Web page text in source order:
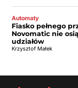
Automaty
Fiasko pełnego
Novomatic nie
udziałów
Krzysztof Małek